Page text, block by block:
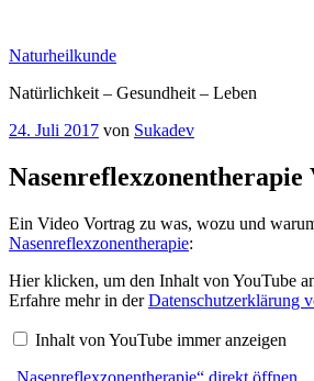
springen
Naturheilkunde
Natürlichkeit – Gesundheit – Leben
Veröffentlicht
24. Juli 2017 von Sukadev
Nasenreflexzonentherapie
Ein Video Vortrag zu was, wozu und
Nasenreflexzonentherapie:
„Nasenreflexzonentherapie“
von
YouTube
Hier klicken, um den Inhalt von YouTube
Erfahre mehr in derDatenschutzerklärung
Inhalt von YouTube immer anzeigen
„Nasenreflexzonentherapie“ direkt öffnen